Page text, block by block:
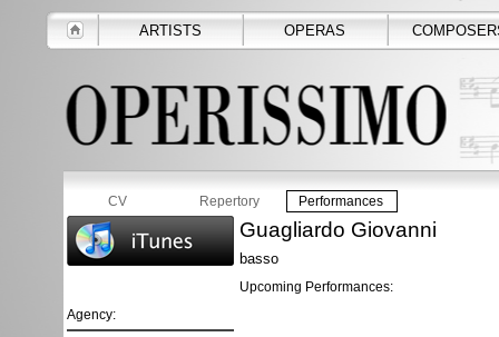
ARTISTS OPERAS
CV Repertory Performances
Agency:
Guagliardo Giovanni
basso
Upcoming Performances: